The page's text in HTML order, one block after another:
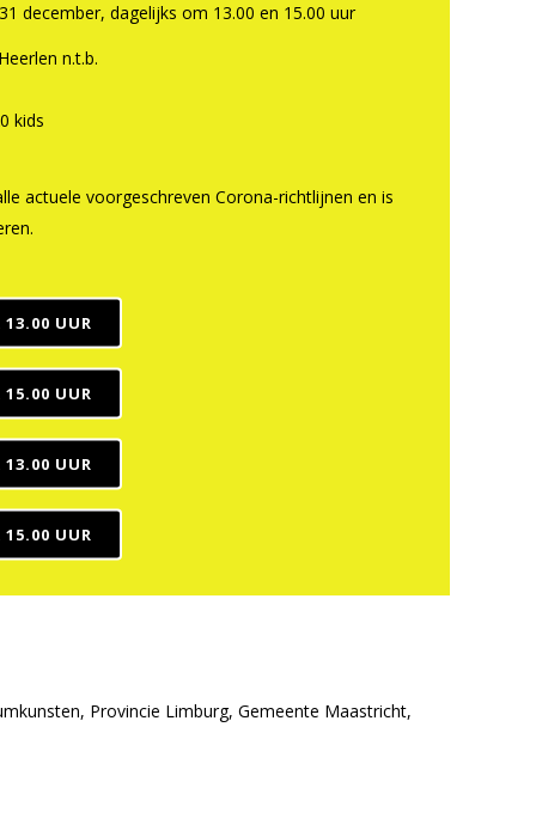
december, dagelijks om 13.00 en 15.00 uur
n.t.b.
kids
actuele voorgeschreven Corona-richtlijnen en is
13.00 UUR
15.00 UUR
13.00 UUR
15.00 UUR
Provincie Limburg, Gemeente Maastricht,